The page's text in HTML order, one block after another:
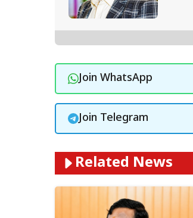
Join WhatsApp
Join Telegram
Related News